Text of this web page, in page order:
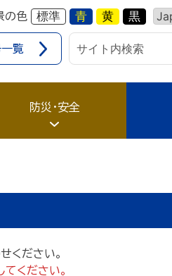
の色 標準 青 黄 黒
覧
防災・安全
ください。
ください。